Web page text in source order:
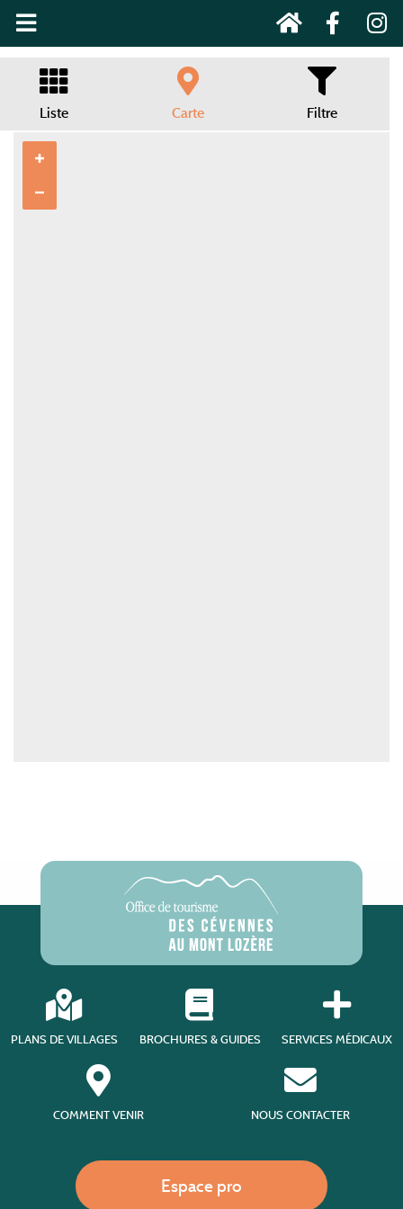
Liste Carte Filtre
PLANS DE VILLAGES BROCHURES & GUIDES SERVICES MÉDICAUX
COMMENT VENIR NOUS CONTACTER
Espace pro